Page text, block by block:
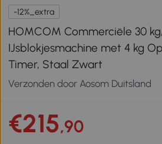
-12%_extra
HOMCOM Commerciële 30
IJsblokjesmachine met 4 kg
Timer, Staal Zwart
Verzonden door Aosom Duitsland
€215,90